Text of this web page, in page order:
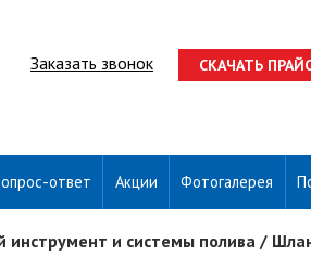
Заказать звонок СКАЧАТЬ
ответ Акции Фотогалерея
инструмент и системы полива /